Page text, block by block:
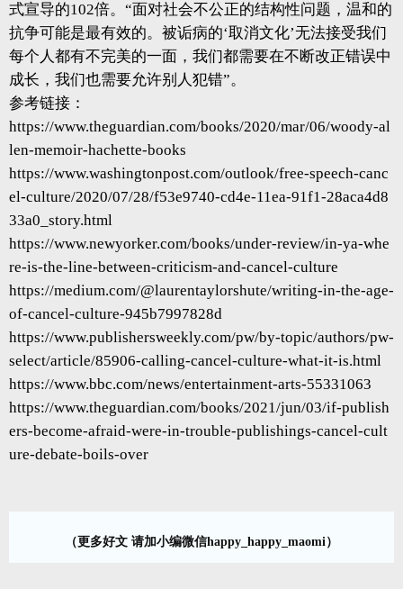
式宣导的102倍。“面对社会不公正的结构性问题，温和的
抗争可能是最有效的。被诟病的‘取消文化’无法接受我们
每个人都有不完美的一面，我们都需要在不断改正错误中
成长，我们也需要允许别人犯错”。
参考链接：
https://www.theguardian.com/books/2020/mar/06/woody-al
len-memoir-hachette-books
https://www.washingtonpost.com/outlook/free-speech-canc
el-culture/2020/07/28/f53e9740-cd4e-11ea-91f1-28aca4d8
33a0_story.html
https://www.newyorker.com/books/under-review/in-ya-whe
re-is-the-line-between-criticism-and-cancel-culture
https://medium.com/@laurentaylorshute/writing-in-the-age-
of-cancel-culture-945b7997828d
https://www.publishersweekly.com/pw/by-topic/authors/pw-
select/article/85906-calling-cancel-culture-what-it-is.html
https://www.bbc.com/news/entertainment-arts-55331063
https://www.theguardian.com/books/2021/jun/03/if-publish
ers-become-afraid-were-in-trouble-publishings-cancel-cult
ure-debate-boils-over
（更多好文 请加小编微信happy_happy_maomi）